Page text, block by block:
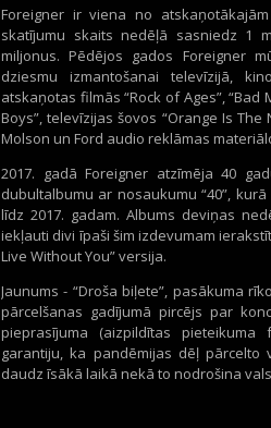
Foreigner ir viena no
skatījumu skaits nedēļā sasniedz 1
miljonus. Pēdējos gados Foreigner
dziesmu izmantošanai televīzijā,
atskaņotas filmās “Rock of Ages”, “Bad
Boys”, televīzijas šovos “Orange Is
Molson un Ford audio reklāmas
2017. gadā Foreigner atzīmēja 40
dubultalbumu ar nosaukumu “40”,
līdz 2017. gadam. Albums deviņas
iekļauti divi īpaši šim izdevumam
Live Without You” versija.
Jaunums - “Droša biļete”, pasākuma
pārcelšanas gadījumā pircējs par
pieprasījuma (aizpildītas pieteikuma
garantiju, ka pandēmijas dēļ
daudz īsākā laikā nekā to nodrošina